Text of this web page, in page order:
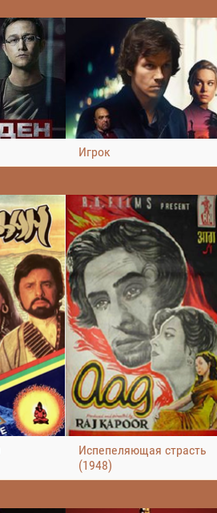
Игрок
Испепеляющая страсть
(1948)